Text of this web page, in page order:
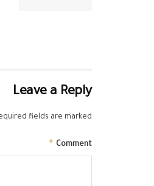
Leave a Reply
fields are marked
Comment
*